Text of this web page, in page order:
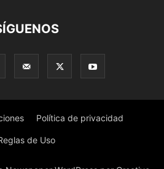
Política de privacidad
de Uso